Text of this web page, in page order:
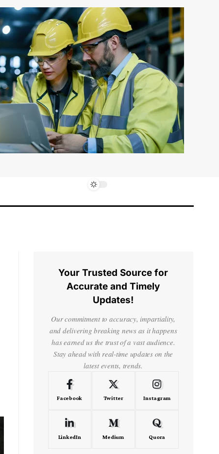
Your Trusted Source for
Accurate and Timely
Updates!
Our commitment to accuracy, impartiality,
and delivering breaking news as it happens
has earned us the trust of a vast audience.
Stay ahead with real-time updates on the
latest events, trends.
Facebook Twitter Instagram
LinkedIn Medium Quora